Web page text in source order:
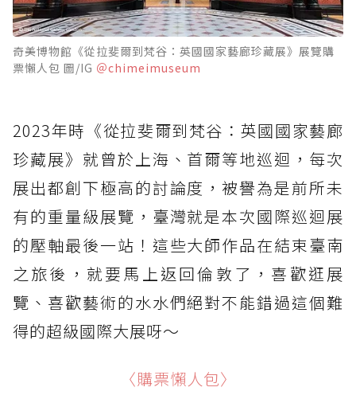
奇美博物館《從拉斐爾到梵谷：英國國家藝廊珍藏展》展覽購
票懶人包 圖/IG ＠chimeimuseum
2023年時《從拉斐爾到梵谷：英國國家藝廊
珍藏展》就曾於上海、首爾等地巡迴，每次
展出都創下極高的討論度，被譽為是前所未
有的重量級展覽，臺灣就是本次國際巡迴展
的壓軸最後一站！這些大師作品在結束臺南
之旅後，就要馬上返回倫敦了，喜歡逛展
覽、喜歡藝術的水水們絕對不能錯過這個難
得的超級國際大展呀～
〈購票懶人包〉